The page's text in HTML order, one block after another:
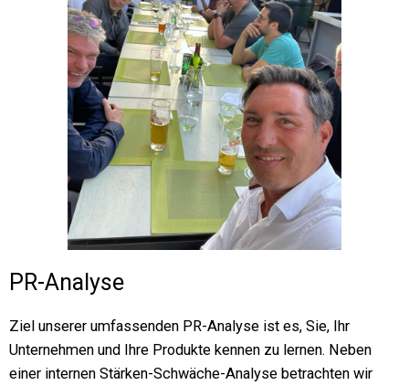
PR-Analyse
Ziel unserer umfassenden PR-Analyse ist es, Sie, Ihr
Unternehmen und Ihre Produkte kennen zu lernen. Neben
einer internen Stärken-Schwäche-Analyse betrachten wir